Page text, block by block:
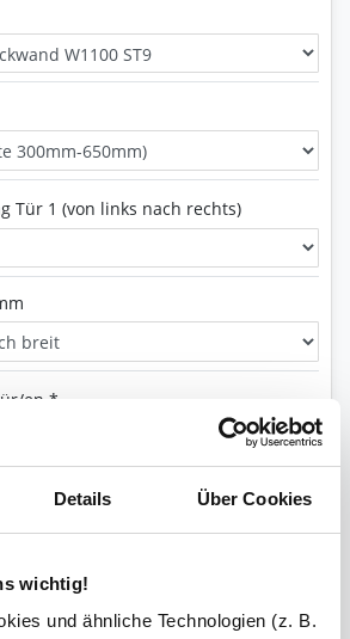
Details Über Cookies
wichtig!
und ähnliche Technologien (z. B.
Tür 1 (von links nach rechts)
en *
*